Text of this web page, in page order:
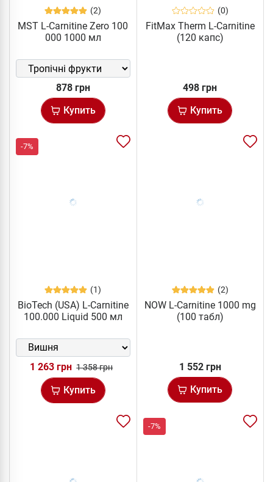
(2)
MST L-Carnitine Zero 100
000 1000 мл
878 грн
Купить
(0)
FitMax Therm L-Carnitine
(120 капс)
498 грн
Купить
-7%
(1)
BioTech (USA) L-Carnitine
100.000 Liquid 500 мл
1 263 грн 1 358 грн
Купить
(2)
NOW L-Carnitine 1000 mg
(100 табл)
1 552 грн
Купить
-7%